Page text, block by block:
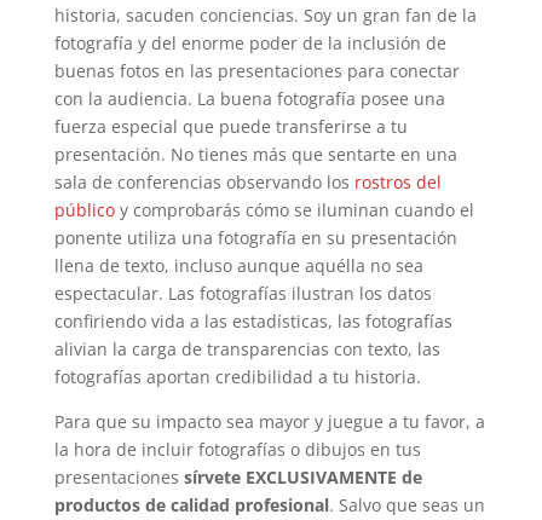
historia, sacuden conciencias. Soy un gran fan de la
fotografía y del enorme poder de la inclusión de
buenas fotos en las presentaciones para conectar
con la audiencia. La buena fotografía posee una
fuerza especial que puede transferirse a tu
presentación. No tienes más que sentarte en una
sala de conferencias observando los rostros del
públicoy comprobarás cómo se iluminan cuando el
ponente utiliza una fotografía en su presentación
llena de texto, incluso aunque aquélla no sea
espectacular. Las fotografías ilustran los datos
confiriendo vida a las estadísticas, las fotografías
alivian la carga de transparencias con texto, las
fotografías aportan credibilidad a tu historia.
Para que su impacto sea mayor y juegue a tu favor, a
la hora de incluir fotografías o dibujos en tus
presentaciones sírvete EXCLUSIVAMENTE de
productos de calidad profesional. Salvo que seas un